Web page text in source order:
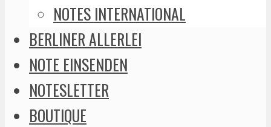
NOTES INTERNATIONAL
BERLINER ALLERLEI
NOTE EINSENDEN
NOTESLETTER
BOUTIQUE